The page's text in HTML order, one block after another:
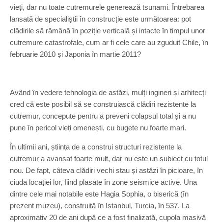
vieți, dar nu toate cutremurele generează tsunami. Întrebarea
lansată de specialiștii în construcție este următoarea: pot
clădirile să rămână în poziție verticală și intacte în timpul unor
cutremure catastrofale, cum ar fi cele care au zguduit Chile, în
februarie 2010 și Japonia în martie 2011?
Având în vedere tehnologia de astăzi, mulți ingineri și arhitecți
cred că este posibil să se construiască clădiri rezistente la
cutremur, concepute pentru a preveni colapsul total și a nu
pune în pericol vieți omenești, cu bugete nu foarte mari.
În ultimii ani, știința de a construi structuri rezistente la
cutremur a avansat foarte mult, dar nu este un subiect cu totul
nou. De fapt, câteva clădiri vechi stau și astăzi în picioare, în
ciuda locației lor, fiind plasate în zone seismice active. Una
dintre cele mai notabile este Hagia Sophia, o biserică (în
prezent muzeu), construită în Istanbul, Turcia, în 537. La
aproximativ 20 de ani după ce a fost finalizată, cupola masivă